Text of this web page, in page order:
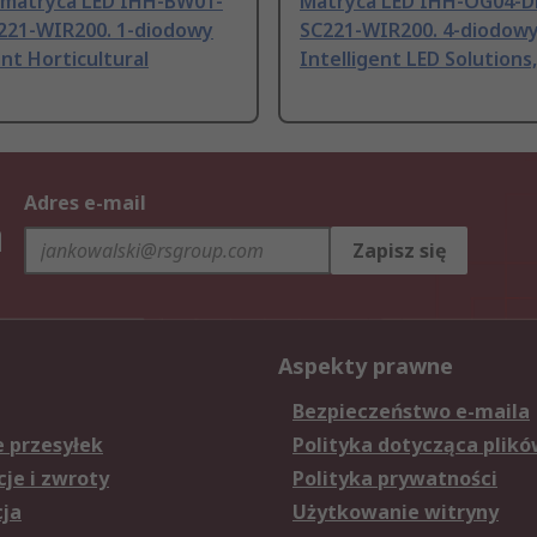
WIR200. 1-diodowy
Horticultural
SC221-WIR200. 4-
Intelligent LED
Adres e-mail
Zapisz się
przesyłek
i zwroty
Aspekty prawne
Bezpieczeństwo e-maila
Polityka dotycząca
Polityka prywatności
Użytkowanie witryny